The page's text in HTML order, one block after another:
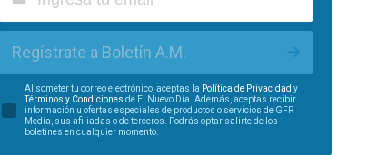
Regístrate a Boletín A.M.
Al someter tu correo electrónico, aceptas la Política de Privacidad y
Términos y Condiciones de El Nuevo Día. Además, aceptas recibir
información u ofertas especiales de productos o servicios de GFR
Media, sus afiliadas o de terceros. Podrás optar salirte de los
boletines en cualquier momento.